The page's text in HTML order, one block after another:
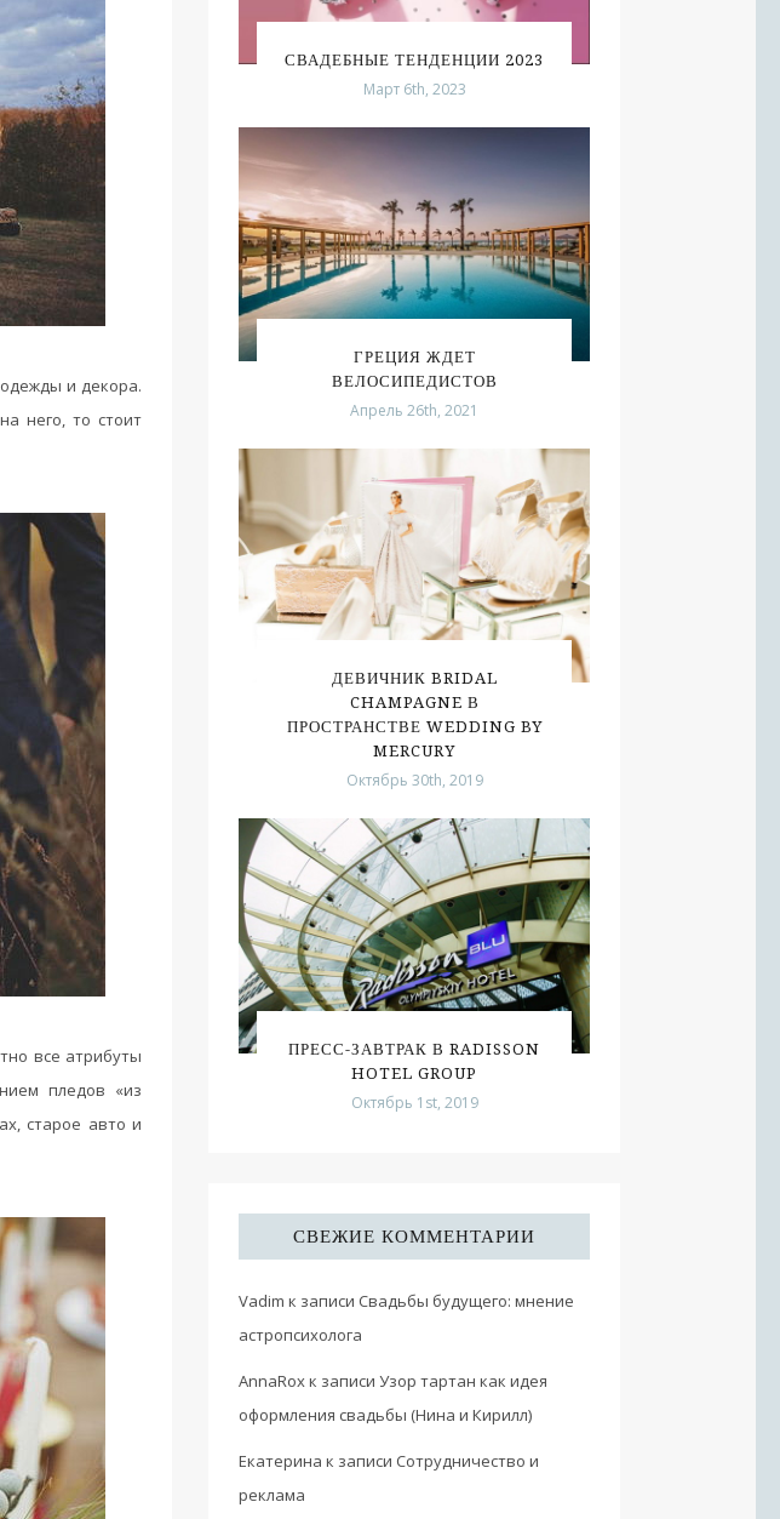
и декора.
него, то стоит
все атрибуты
пледов «из
старое авто и
СВАДЕБНЫЕ ТЕНДЕНЦИИ 2023
Март 6th, 2023
ГРЕЦИЯ ЖДЕТ
ВЕЛОСИПЕДИСТОВ
Апрель 26th, 2021
ДЕВИЧНИК BRIDAL
CHAMPAGNE В
ПРОСТРАНСТВЕ WEDDING BY
MERCURY
Октябрь 30th, 2019
ПРЕСС-ЗАВТРАК В RADISSON
HOTEL GROUP
Октябрь 1st, 2019
СВЕЖИЕ КОММЕНТАРИИ
Vadim к записи Свадьбы будущего: мнение
астропсихолога
AnnaRoxк записи Узор тартан как идея
оформления свадьбы (Нина и Кирилл)
Екатерина к записи Сотрудничество и
реклама